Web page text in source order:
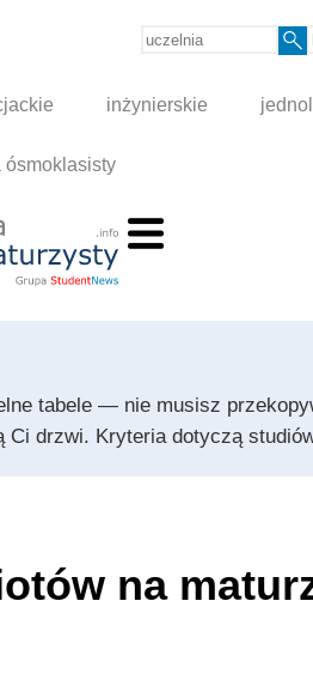
inżynierskie
ósmoklasisty
tabele — nie musisz
drzwi. Kryteria dotyczą
na